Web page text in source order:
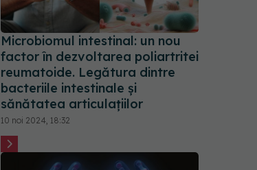
Microbiomul intestinal: un nou
factor în dezvoltarea poliartritei
reumatoide. Legătura dintre
bacteriile intestinale și
sănătatea articulațiilor
10 noi 2024, 18:32